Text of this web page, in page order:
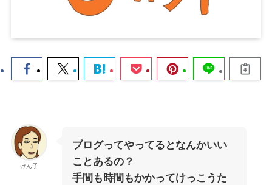
けん子
ブログってやってるとなんかいい
ことあるの？
手間も時間もかかってけっこうた